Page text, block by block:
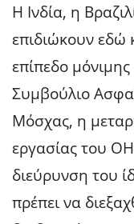
Η Ινδία, η
επιδιώκουν εδώ
επίπεδο
Συμβούλιο
Μόσχας, η
εργασίας του
διεύρυνση του
πρέπει να